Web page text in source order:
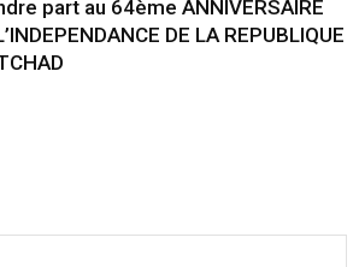
part au 64ème ANNIVERSAIRE
DE LA REPUBLIQUE